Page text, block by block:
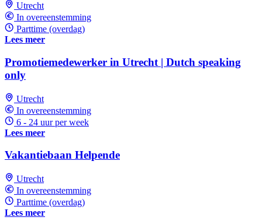
Utrecht
In overeenstemming
Parttime (overdag)
Lees meer
Promotiemedewerker in Utrecht | Dutch speaking
only
Utrecht
In overeenstemming
6 - 24 uur per week
Lees meer
Vakantiebaan Helpende
Utrecht
In overeenstemming
Parttime (overdag)
Lees meer